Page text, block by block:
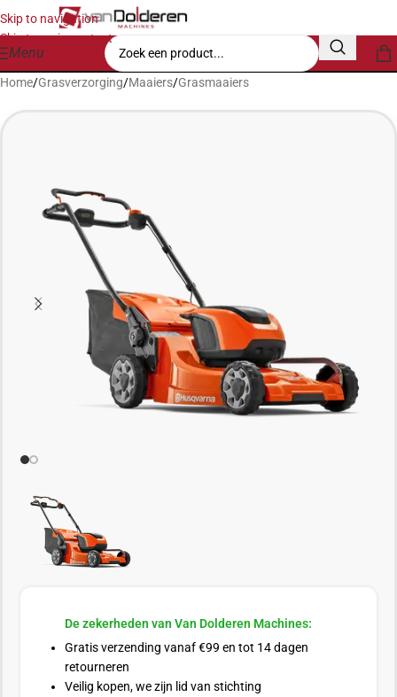
Skip to navigation
Skip to main content
Menu
Home/Grasverzorging/Maaiers/Grasmaaiers
De zekerheden van Van Dolderen Machines:
Gratis verzending vanaf €99 en tot 14 dagen
retourneren
Veilig kopen, we zijn lid van stichting